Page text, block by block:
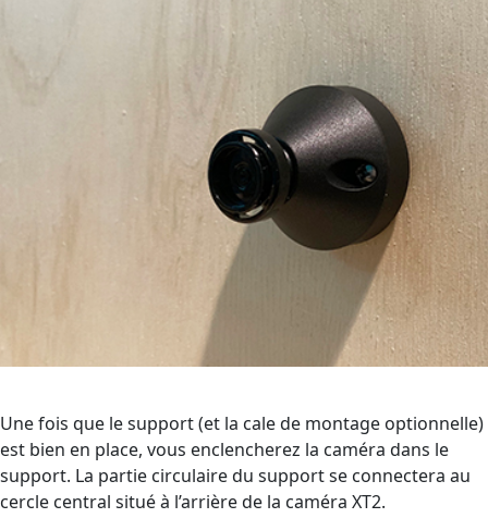
Une fois que le support (et la cale de montage optionnelle)
est bien en place, vous enclencherez la caméra dans le
support. La partie circulaire du support se connectera au
cercle central situé à l’arrière de la caméra XT2.